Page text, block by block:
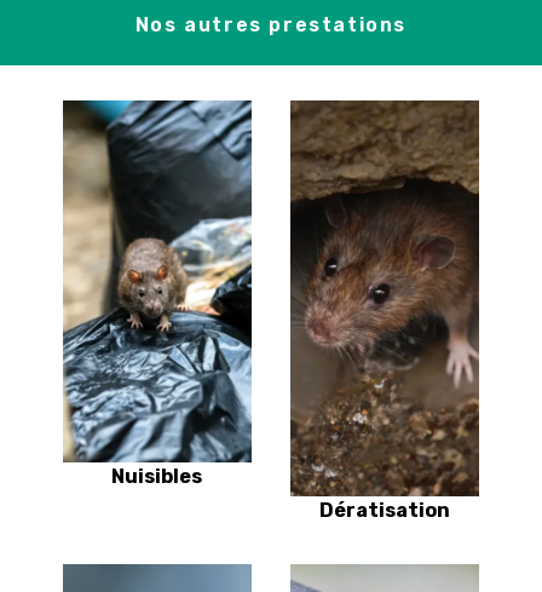
Nos autres prestations
Nuisibles
Dératisation